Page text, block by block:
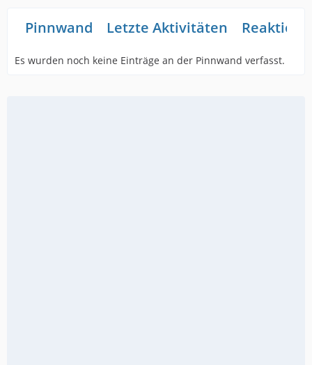
Pinnwand Letzte Aktivitäten
Es wurden noch keine Einträge an der Pinnwand verfasst.